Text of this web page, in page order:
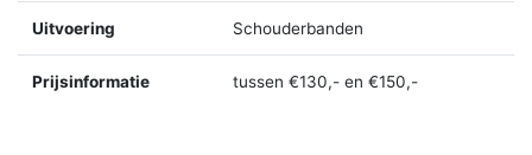
Uitvoering Schouderbanden
Prijsinformatie tussen €130,- en €150,-